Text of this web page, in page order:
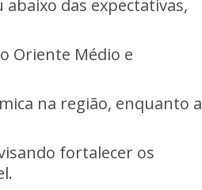
das expectativas,
Oriente Médio e
na região, enquanto a
fortalecer os